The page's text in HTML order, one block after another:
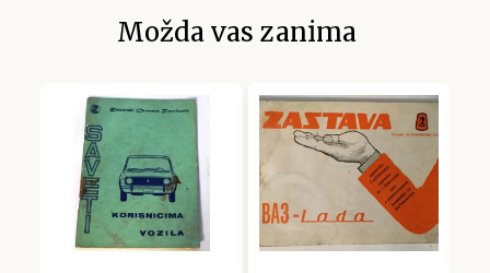
Možda vas zanima